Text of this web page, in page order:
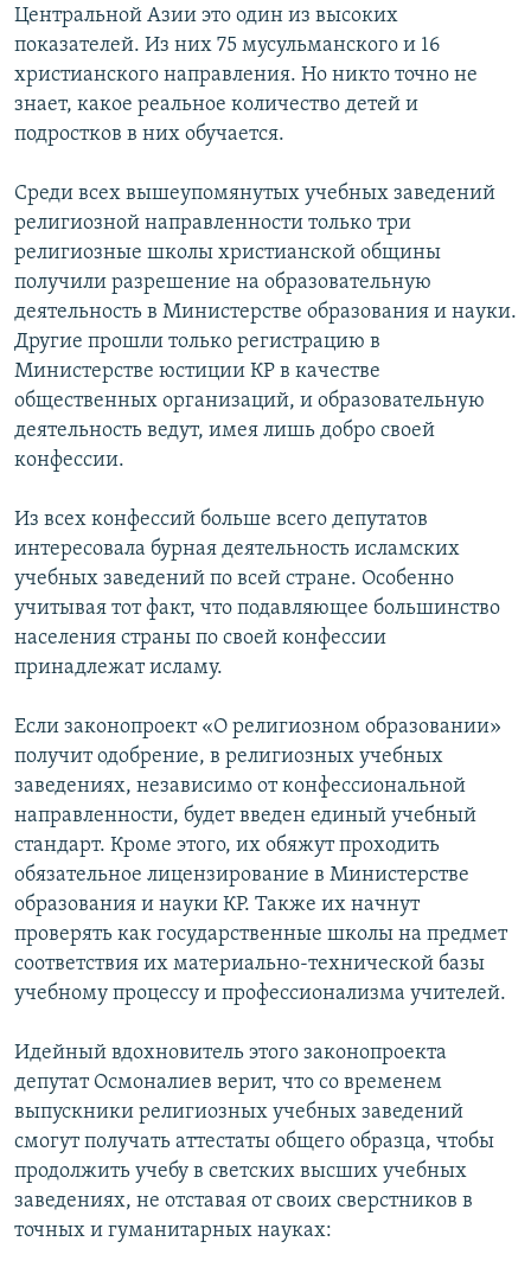
Центральной Азии это один из высоких
показателей. Из них 75 мусульманского и 16
христианского направления. Но никто точно не
знает, какое реальное количество детей и
подростков в них обучается.
Среди всех вышеупомянутых учебных заведений
религиозной направленности только три
религиозные школы христианской общины
получили разрешение на образовательную
деятельность в Министерстве образования и науки.
Другие прошли только регистрацию в
Министерстве юстиции КР в качестве
общественных организаций, и образовательную
деятельность ведут, имея лишь добро своей
конфессии.
Из всех конфессий больше всего депутатов
интересовала бурная деятельность исламских
учебных заведений по всей стране. Особенно
учитывая тот факт, что подавляющее большинство
населения страны по своей конфессии
принадлежат исламу.
Если законопроект «О религиозном образовании»
получит одобрение, в религиозных учебных
заведениях, независимо от конфессиональной
направленности, будет введен единый учебный
стандарт. Кроме этого, их обяжут проходить
обязательное лицензирование в Министерстве
образования и науки КР. Также их начнут
проверять как государственные школы на предмет
соответствия их материально-технической базы
учебному процессу и профессионализма учителей.
Идейный вдохновитель этого законопроекта
депутат Осмоналиев верит, что со временем
выпускники религиозных учебных заведений
смогут получать аттестаты общего образца, чтобы
продолжить учебу в светских высших учебных
заведениях, не отставая от своих сверстников в
точных и гуманитарных науках: